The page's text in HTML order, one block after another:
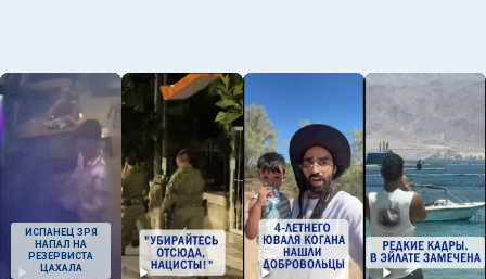
ИСПАНЕЦ ЗРЯ
НАПАЛ НА
РЕЗЕРВИСТА
ЦАХАЛА